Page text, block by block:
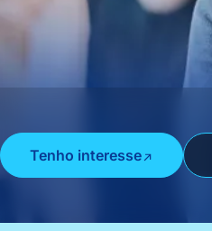
Tenho interesse